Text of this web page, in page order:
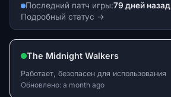
Последний патч игры:79 дней назад
Подробный статус
The Midnight Walkers
Работает, безопасен для использования
Обновлено: a month ago